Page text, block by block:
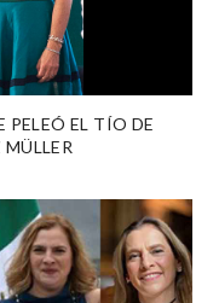
PELEÓ EL TÍO DE